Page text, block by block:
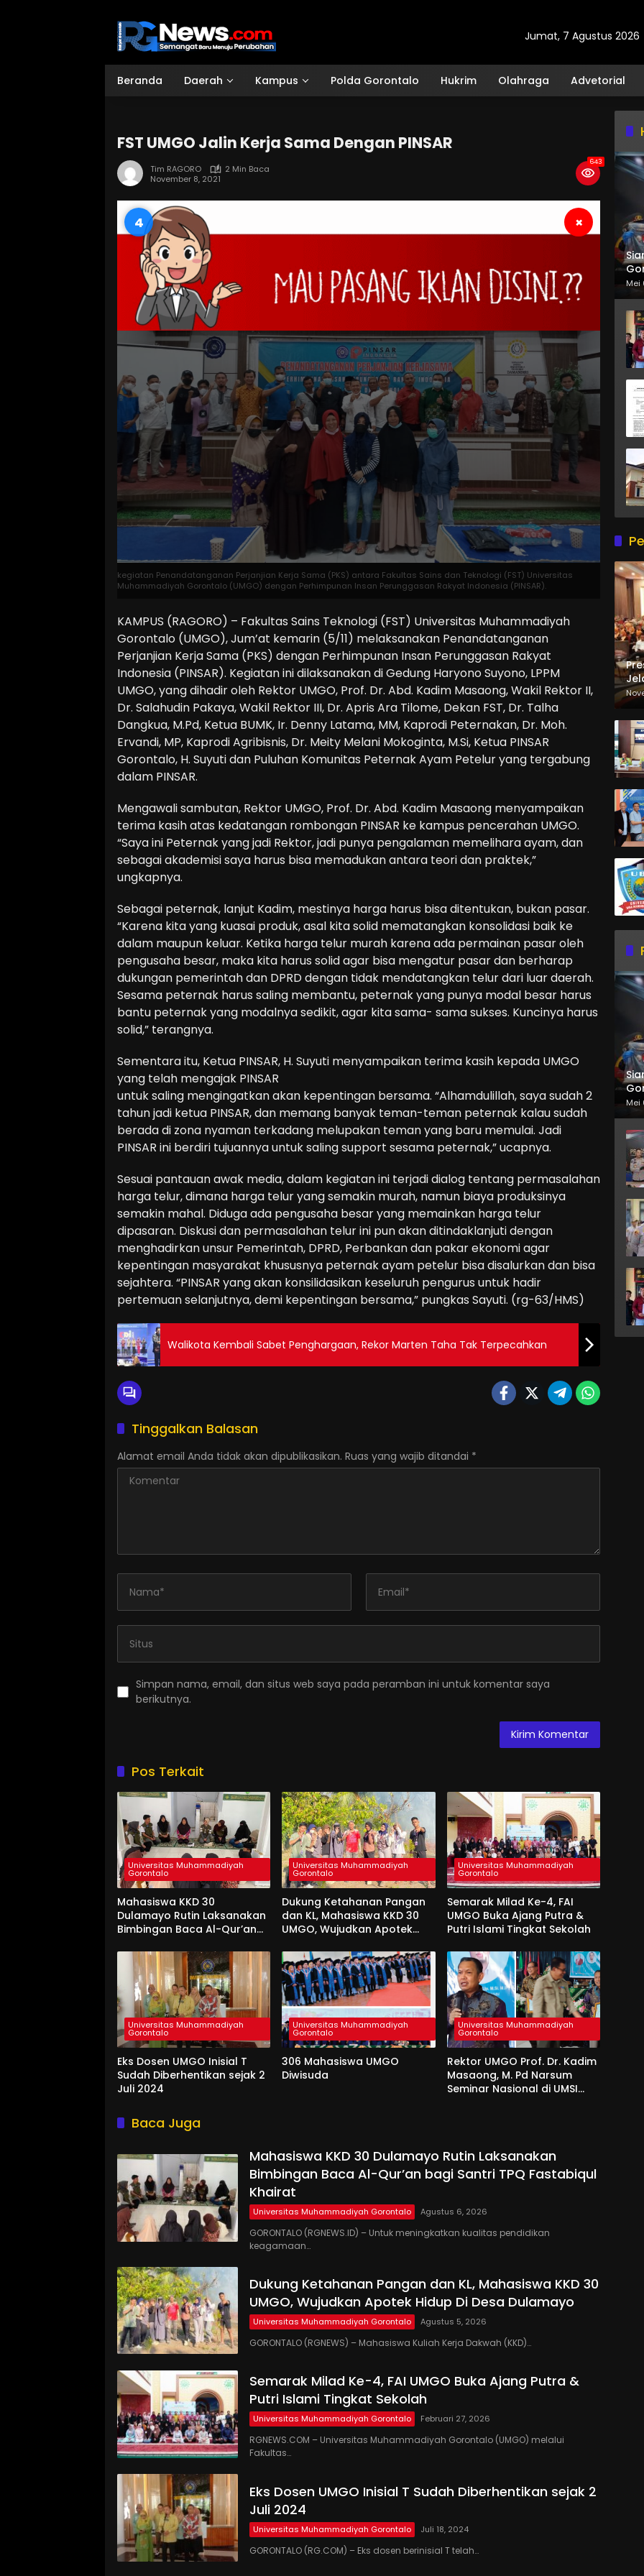
Jumat, 7 Agustus 2026
Beranda Daerah Kampus Polda Gorontalo Hukrim Olahraga Advetorial
FST UMGO Jalin Kerja Sama Dengan PINSAR
Tim RAGORO
2 Min Baca
November 8, 2021
643
3 ×
kegiatan Penandatanganan Perjanjian Kerja Sama (PKS) antara Fakultas Sains dan Teknologi (FST) Universitas
Muhammadiyah Gorontalo (UMGO) dengan Perhimpunan Insan Perunggasan Rakyat Indonesia (PINSAR).
KAMPUS (RAGORO) – Fakultas Sains Teknologi (FST) Universitas Muhammadiyah
Gorontalo (UMGO), Jum’at kemarin (5/11) melaksanakan Penandatanganan
Perjanjian Kerja Sama (PKS) dengan Perhimpunan Insan Perunggasan Rakyat
Indonesia (PINSAR). Kegiatan ini dilaksanakan di Gedung Haryono Suyono, LPPM
UMGO, yang dihadir oleh Rektor UMGO, Prof. Dr. Abd. Kadim Masaong, Wakil Rektor II,
Dr. Salahudin Pakaya, Wakil Rektor III, Dr. Apris Ara Tilome, Dekan FST, Dr. Talha
Dangkua, M.Pd, Ketua BUMK, Ir. Denny Latama, MM, Kaprodi Peternakan, Dr. Moh.
Ervandi, MP, Kaprodi Agribisnis, Dr. Meity Melani Mokoginta, M.Si, Ketua PINSAR
Gorontalo, H. Suyuti dan Puluhan Komunitas Peternak Ayam Petelur yang tergabung
dalam PINSAR.
Mengawali sambutan, Rektor UMGO, Prof. Dr. Abd. Kadim Masaong menyampaikan
terima kasih atas kedatangan rombongan PINSAR ke kampus pencerahan UMGO.
“Saya ini Peternak yang jadi Rektor, jadi punya pengalaman memelihara ayam, dan
sebagai akademisi saya harus bisa memadukan antara teori dan praktek,”
ungkapnya.
Sebagai peternak, lanjut Kadim, mestinya harga harus bisa ditentukan, bukan pasar.
“Karena kita yang kuasai produk, asal kita solid mematangkan konsolidasi baik ke
dalam maupun keluar. Ketika harga telur murah karena ada permainan pasar oleh
pengusaha besar, maka kita harus solid agar bisa mengatur pasar dan berharap
dukungan pemerintah dan DPRD dengan tidak mendatangkan telur dari luar daerah.
Sesama peternak harus saling membantu, peternak yang punya modal besar harus
bantu peternak yang modalnya sedikit, agar kita sama- sama sukses. Kuncinya harus
solid,” terangnya.
Sementara itu, Ketua PINSAR, H. Suyuti menyampaikan terima kasih kepada UMGO
yang telah mengajak PINSAR
untuk saling mengingatkan akan kepentingan bersama. “Alhamdulillah, saya sudah 2
tahun jadi ketua PINSAR, dan memang banyak teman-teman peternak kalau sudah
berada di zona nyaman terkadang melupakan teman yang baru memulai. Jadi
PINSAR ini berdiri tujuannya untuk saling support sesama peternak,” ucapnya.
Sesuai pantauan awak media, dalam kegiatan ini terjadi dialog tentang permasalahan
harga telur, dimana harga telur yang semakin murah, namun biaya produksinya
semakin mahal. Diduga ada pengusaha besar yang memainkan harga telur
dipasaran. Diskusi dan permasalahan telur ini pun akan ditindaklanjuti dengan
menghadirkan unsur Pemerintah, DPRD, Perbankan dan pakar ekonomi agar
kepentingan masyarakat khususnya peternak ayam petelur bisa disalurkan dan bisa
sejahtera. “PINSAR yang akan konsilidasikan keseluruh pengurus untuk hadir
pertemuan selanjutnya, demi kepentingan bersama,” pungkas Sayuti. (rg-63/HMS)
Walikota Kembali Sabet Penghargaan, Rekor Marten Taha Tak Terpecahkan
Tinggalkan Balasan
Alamat email Anda tidak akan dipublikasikan. Ruas yang wajib ditandai *
Simpan nama, email, dan situs web saya pada peramban ini untuk komentar saya
berikutnya.
Pos Terkait
Universitas Muhammadiyah
Gorontalo
Mahasiswa KKD 30
Dulamayo Rutin Laksanakan
Bimbingan Baca Al-Qur’an
Khairat
Universitas Muhammadiyah
Gorontalo
Dukung Ketahanan Pangan
dan KL, Mahasiswa KKD 30
UMGO, Wujudkan Apotek
Universitas Muhammadiyah
Gorontalo
Semarak Milad Ke-4, FAI
UMGO Buka Ajang Putra &
Putri Islami Tingkat Sekolah
Universitas Muhammadiyah
Gorontalo
Eks Dosen UMGO Inisial T
Sudah Diberhentikan sejak 2
Juli 2024
Universitas Muhammadiyah
Gorontalo
306 Mahasiswa UMGO
Diwisuda
Universitas Muhammadiyah
Gorontalo
Rektor UMGO Prof. Dr. Kadim
Masaong, M. Pd Narsum
Seminar Nasional di UMSI
Baca Juga
Mahasiswa KKD 30 Dulamayo Rutin Laksanakan
Bimbingan Baca Al-Qur’an bagi Santri TPQ Fastabiqul
Khairat
Universitas Muhammadiyah Gorontalo Agustus 6, 2026
GORONTALO (RGNEWS.ID) – Untuk meningkatkan kualitas pendidikan
keagamaan…
Dukung Ketahanan Pangan dan KL, Mahasiswa KKD 30
UMGO, Wujudkan Apotek Hidup Di Desa Dulamayo
Universitas Muhammadiyah Gorontalo Agustus 5, 2026
GORONTALO (RGNEWS) – Mahasiswa Kuliah Kerja Dakwah (KKD)…
Semarak Milad Ke-4, FAI UMGO Buka Ajang Putra &
Putri Islami Tingkat Sekolah
Universitas Muhammadiyah Gorontalo Februari 27, 2026
RGNEWS.COM – Universitas Muhammadiyah Gorontalo (UMGO) melalui
Fakultas…
Eks Dosen UMGO Inisial T Sudah Diberhentikan sejak 2
Juli 2024
Universitas Muhammadiyah Gorontalo Juli 18, 2024
GORONTALO (RG.COM) – Eks dosen berinisial T telah…
Mei
Mei